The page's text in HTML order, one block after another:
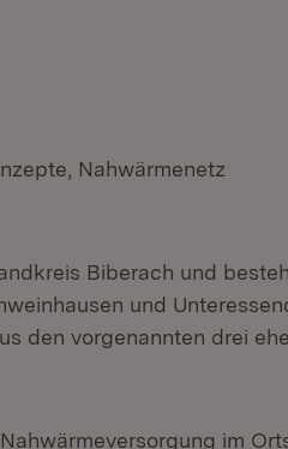
Nahwärmenetz
Biberach und
und
den vorgenannten drei
im